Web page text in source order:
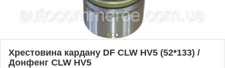
Хрестовина кардану DF CLW HV5 (52*133) /
Донфенг CLW HV5